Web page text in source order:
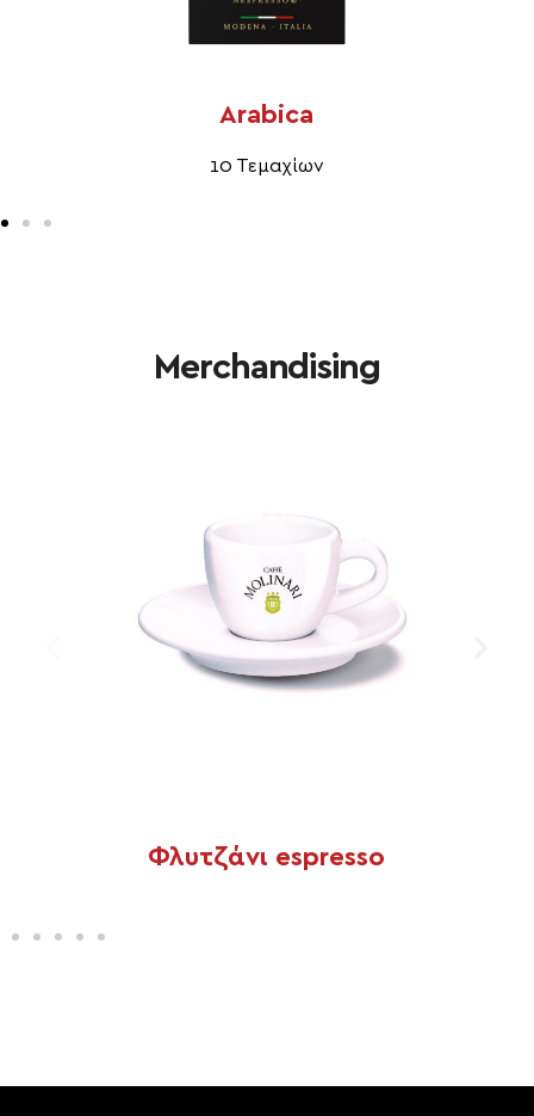
Arabica
10 Τεμαχίων
Merchandising
Φλυτζάνι espresso